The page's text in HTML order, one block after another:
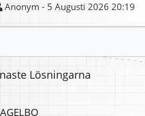
Anonym - 5 Augusti 2026 20:19
Lösningarna